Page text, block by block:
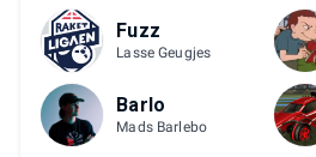
Fuzz
Lasse Geugjes
Barlo
Mads Barlebo